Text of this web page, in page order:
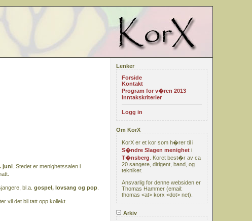
juni . Stedet er menighetssalen i
bl.a. gospel, lovsang og pop
vil det bli tatt opp kollekt.
Lenker
Forside
Kontakt
Program for v�ren 2013
Inntakskriterier
Logg in
Om KorX
KorX er et kor som h�rer til i
S�ndre Slagen menighet i
T�nsberg . Koret best�r av ca
20 sangere, dirigent, band, og
tekniker.
Ansvarlig for denne websiden er
Thomas Hammer (email:
thomas <at> korx <dot> net).
Arkiv